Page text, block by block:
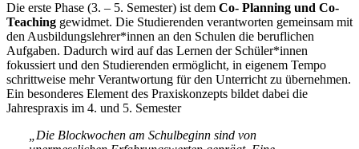
Die erste Phase (3. – 5. Semester) ist dem Co- Planning und Co-
Teaching gewidmet. Die Studierenden verantworten gemeinsam mit
den Ausbildungslehrer*innen an den Schulen die beruflichen
Aufgaben. Dadurch wird auf das Lernen der Schüler*innen
fokussiert und den Studierenden ermöglicht, in eigenem Tempo
schrittweise mehr Verantwortung für den Unterricht zu übernehmen.
Ein besonderes Element des Praxiskonzepts bildet dabei die
Jahrespraxis im 4. und 5. Semester
„Die Blockwochen am Schulbeginn sind von